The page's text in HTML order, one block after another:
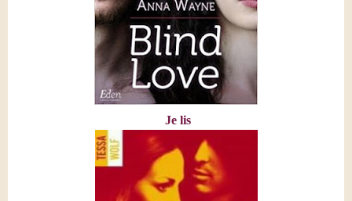
Je lis